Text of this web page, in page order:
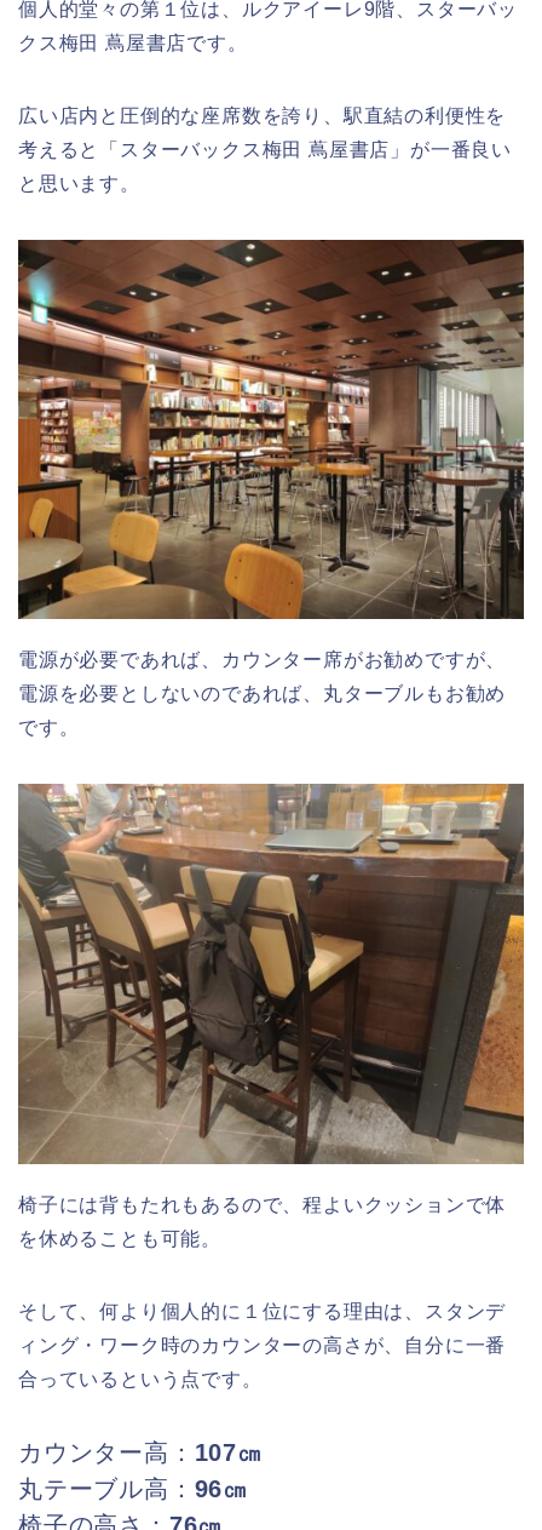
個人的堂々の第１位は、ルクアイーレ9階、スターバッ
クス梅田 蔦屋書店です。
広い店内と圧倒的な座席数を誇り、駅直結の利便性を
考えると「スターバックス梅田 蔦屋書店」が一番良い
と思います。
電源が必要であれば、カウンター席がお勧めですが、
電源を必要としないのであれば、丸ターブルもお勧め
です。
椅子には背もたれもあるので、程よいクッションで体
を休めることも可能。
そして、何より個人的に１位にする理由は、スタンデ
ィング・ワーク時のカウンターの高さが、自分に一番
合っているという点です。
カウンター高： 107㎝
丸テーブル高： 96㎝